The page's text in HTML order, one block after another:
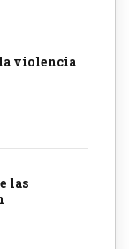
violencia
las